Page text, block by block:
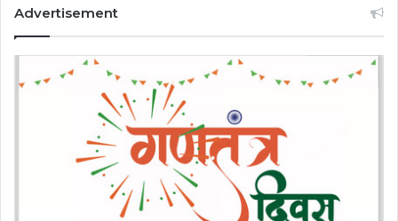
Advertisement